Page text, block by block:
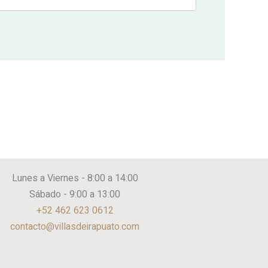
Lunes a Viernes - 8:00 a 14:00
Sábado - 9:00 a 13:00
+52 462 623 0612
contacto@villasdeirapuato.com